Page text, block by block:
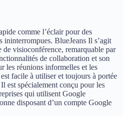
comme l’éclair pour des
ininterrompues. BlueJeans Il s’agit
de visioconférence, remarquable par
de collaboration et son
les réunions informelles et les
facile à utiliser et toujours à portée
est spécialement conçu pour les
qui utilisent Google
disposant d’un compte Google